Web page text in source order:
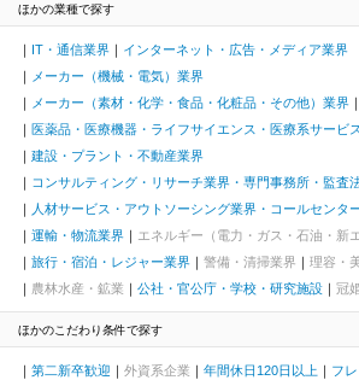
ほかの業種で探す
IT・通信業界
インターネット・広告・メディア業界
メーカー（機械・電気）業界
メーカー（素材・化学・食品・化粧品・その他）業界
医薬品・医療機器・ライフサイエンス・医療系サービス
建設・プラント・不動産業界
コンサルティング・リサーチ業界・専門事務所・監査
人材サービス・アウトソーシング業界・コールセンタ
運輸・物流業界
エネルギー（電力・ガス・石油・新
旅行・宿泊・レジャー業界
警備・清掃業界 理容・
農林水産・鉱業
公社・官公庁・学校・研究施設 冠
ほかのこだわり条件で探す
第二新卒歓迎 外資系企業 年間休日120日以上 フ